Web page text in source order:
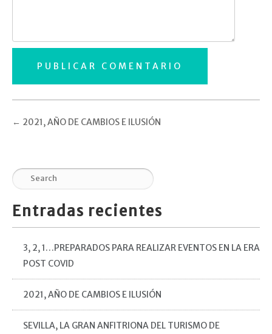
← 2021, AÑO DE CAMBIOS E ILUSIÓN
Entradas recientes
3, 2, 1…PREPARADOS PARA REALIZAR EVENTOS EN LA ERA
POST COVID
2021, AÑO DE CAMBIOS E ILUSIÓN
SEVILLA, LA GRAN ANFITRIONA DEL TURISMO DE